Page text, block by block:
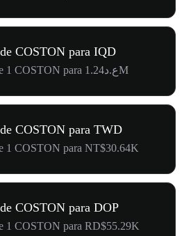
COSTON para IQD
Conversão de 1 COSTON para ع.د1.24M
COSTON para TWD
1 COSTON para NT$30.64K
COSTON para DOP
1 COSTON para RD$55.29K